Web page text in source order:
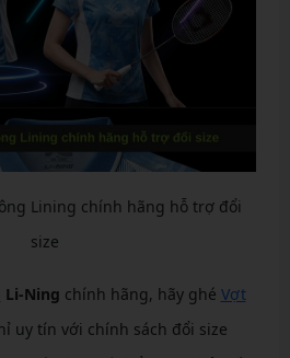
Lining chính hãng hỗ trợ đổi
size
Li-Ning chính hãng, hãy ghé Vợt
uy tín với chính sách đổi size